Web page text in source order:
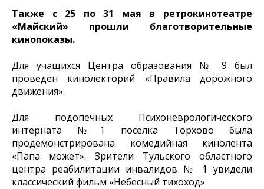
Также с 25 по 31 мая в ретрокинотеатре
«Майский» прошли благотворительные
кинопоказы.
Для учащихся Центра образования № 9 был
проведён кинолекторий «Правила дорожного
движения».
Для подопечных Психоневрологического
интерната №1 посёлка Торхово была
продемонстрирована комедийная кинолента
«Папа может». Зрители Тульского областного
центра реабилитации инвалидов № 1 увидели
классический фильм «Небесный тихоход».